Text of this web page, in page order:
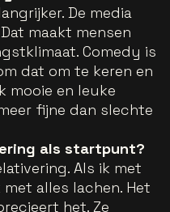
De media
maakt mensen
Comedy is
dat om te keren en
mooie en leuke
fijne dan slechte
als startpunt?
Als ik met
alles lachen. Het
het. Ze